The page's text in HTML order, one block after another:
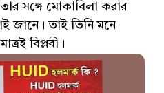
সঙ্গে মোকাবিলা করার
জানে। তাই তিনি মনে
বিপ্লবী।